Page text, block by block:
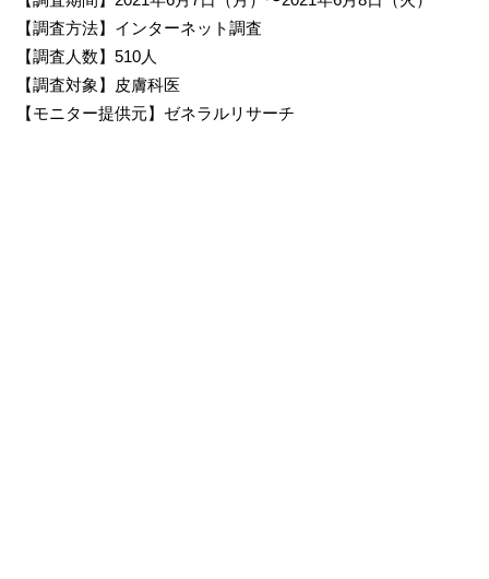
【調査方法】インターネット調査
【調査人数】510人
【調査対象】皮膚科医
【モニター提供元】ゼネラルリサーチ